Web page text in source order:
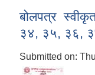
बोलपत्र
३४, ३५, ३६,
Submitted on: